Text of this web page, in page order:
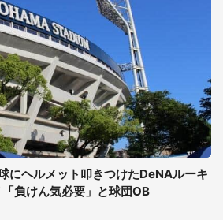
にヘルメット叩きつけたDeNAルーキ
負けん気必要」と球団OB